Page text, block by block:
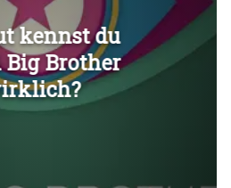
Überspringen